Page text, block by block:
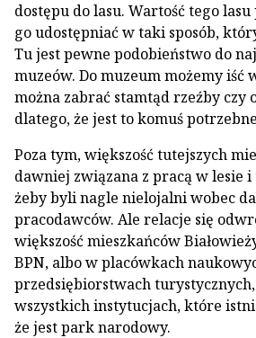
dostępu do lasu. Wartość tego
go udostępniać w taki sposób,
Tu jest pewne podobieństwo do
muzeów. Do muzeum możemy iść
można zabrać stamtąd rzeźby czy
dlatego, że jest to komuś
Poza tym, większość tutejszych
dawniej związana z pracą w lesie
żeby byli nagle nielojalni wobec
pracodawców. Ale relacje się
większość mieszkańców
BPN, albo w placówkach
przedsiębiorstwach
wszystkich instytucjach, które
że jest park narodowy.